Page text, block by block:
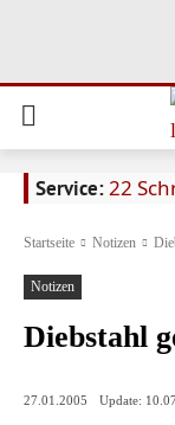
Service:22
Startseite Notizen
Notizen
Diebstahl
27.01.2005 Update: